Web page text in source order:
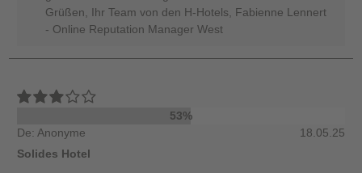
Grüßen, Ihr Team von den H-Hotels, Fabienne Lennert
- Online Reputation Manager West
53%
De: Anonyme
18.05.25
Solides Hotel